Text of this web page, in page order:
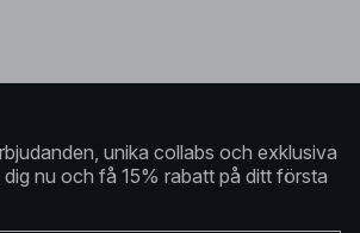
unika collabs och exklusiva
nu och få 15% rabatt på ditt första